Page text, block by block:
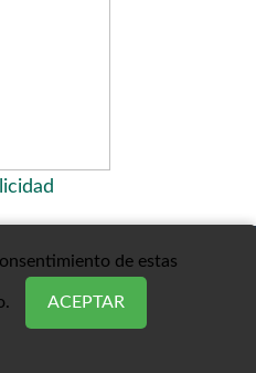
de estas
ACEPTAR
ir Arriba